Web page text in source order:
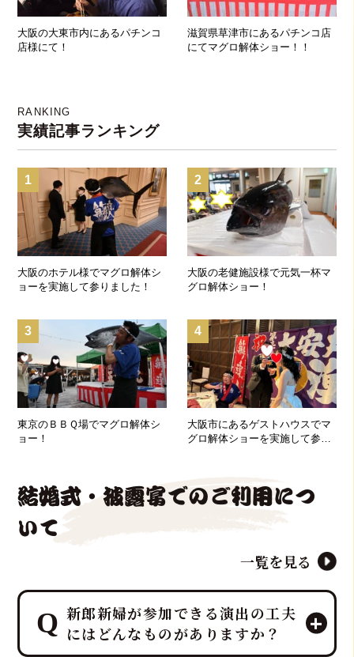
大阪の大東市内にあるパチンコ
店様にて！
滋賀県草津市にあるパチンコ店
にてマグロ解体ショー！！
RANKING
実績記事ランキング
1
大阪のホテル様でマグロ解体シ
ョーを実施して参りました！
2
大阪の老健施設様で元気一杯マ
グロ解体ショー！
3
東京のＢＢＱ場でマグロ解体シ
ョー！
4
大阪市にあるゲストハウスでマ
グロ解体ショーを実施して参り
結婚式・披露宴でのご利用につ
いて
一覧を見る
新郎新婦が参加できる演出の工夫
にはどんなものがありますか？